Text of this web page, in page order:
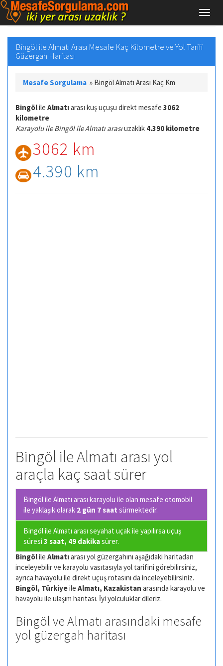
Bingöl ile Almatı Arası Mesafe Kaç Kilometre ve Yol Tarifi
Güzergah Haritası
Mesafe Sorgulama » Bingöl Almatı Arası Kaç Km
Bingölile Almatıarası kuş uçuşu direkt mesafe 3062
kilometre
Karayolu ile Bingöl ile Almatı arasıuzaklık 4.390 kilometre
3062 km
4.390 km
Bingöl ile Almatı arası yol
araçla kaç saat sürer
Bingöl ile Almatı arası karayolu ile olan mesafe otomobil
ile yaklaşık olarak 2 gün 7 saat sürmektedir.
Bingöl ile Almatı arası seyahat uçak ile yapılırsa uçuş
süresi 3 saat, 49 dakikasürer.
Bingölile Almatıarası yol güzergahını aşağıdaki haritadan
inceleyebilir ve karayolu vasıtasıyla yol tarifini görebilirsiniz,
ayrıca havayolu ile direkt uçuş rotasını da inceleyebilirsiniz.
Bingöl, Türkiyeile Almatı, Kazakistan arasında karayolu ve
havayolu ile ulaşım harıtası. İyi yolculuklar dileriz.
Bingöl ve Almatı arasındaki mesafe
yol güzergah haritası